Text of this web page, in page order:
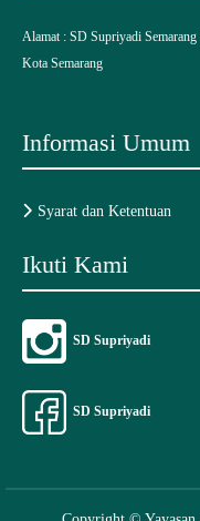
Alamat : SD Supriyadi Semarang
Kota Semarang
Informasi Umum
Syarat dan Ketentuan
Ikuti Kami
SD Supriyadi
SD Supriyadi